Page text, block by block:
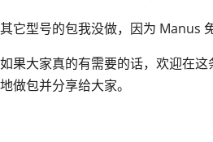
其它型号的包我没做，因为 Manus
如果大家真的有需要的话，欢迎在
地做包并分享给大家。